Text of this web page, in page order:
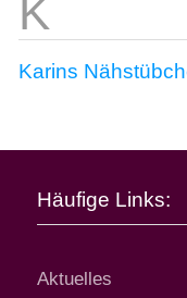
Karins
Häufige Links:
Aktuelles